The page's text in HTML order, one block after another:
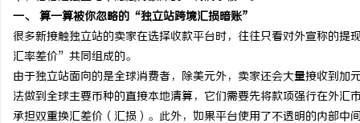
一、 算一算被你忽略的“独立站跨境汇损暗账”
很多新接触独立站的卖家在选择收款平台时，往往只看对外宣称的
汇率差价”共同组成的。
由于独立站面向的是全球消费者，除美元外，卖家还会大量接收到
法做到全球主要币种的直接本地清算，它们需要先将款项强行在外
承担双重换汇差价（汇损）。此外，如果平台使用了不透明的内部